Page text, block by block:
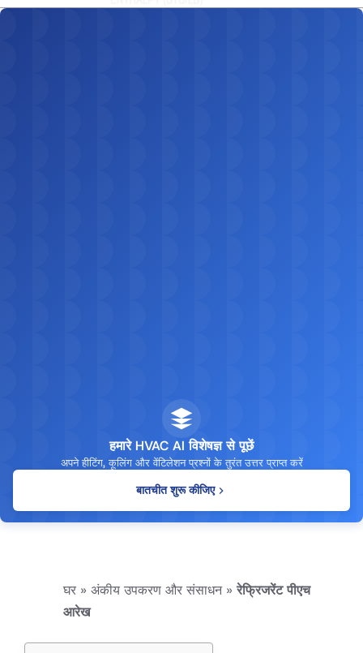
हमारे HVAC AI विशेषज्ञ से पूछें
अपने हीटिंग, कूलिंग और वेंटिलेशन प्रश्नों के तुरंत उत्तर प्राप्त करें
बातचीत शुरू कीजिए
घर » अंकीय उपकरण और संसाधन»रेफ्रिजरेंट पीएच
आरेख